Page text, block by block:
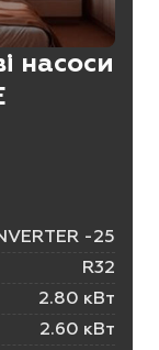
насоси
-25
R32
2.80 кВт
2.60 кВт